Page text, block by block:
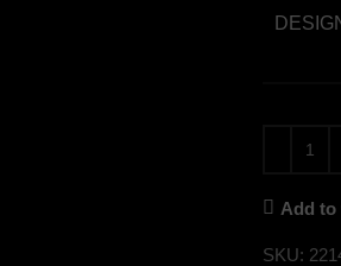
Add
SKU: